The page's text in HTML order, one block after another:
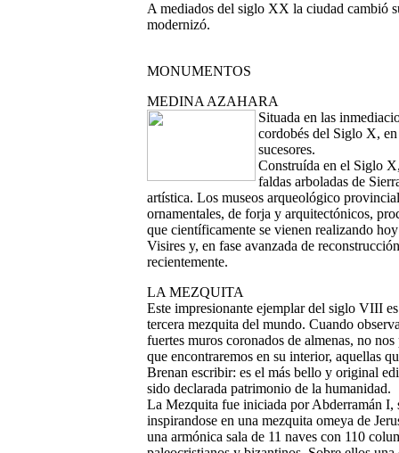
A mediados del siglo XX la ciudad cambió
modernizó.
MONUMENTOS
MEDINA AZAHARA
Situada en las
cordobés del Siglo X,
sucesores.
Construída en el Siglo
faldas arboladas de
artística. Los museos arqueológico
ornamentales, de forja y arquitectónicos,
que científicamente se vienen realizando
Visires y, en fase avanzada de
recientemente.
LA MEZQUITA
Este impresionante ejemplar del siglo VIII
tercera mezquita del mundo. Cuando
fuertes muros coronados de almenas, no
que encontraremos en su interior, aquellas
Brenan escribir: es el más bello y original
sido declarada patrimonio de la humanidad.
La Mezquita fue iniciada por Abderramán I,
inspirandose en una mezquita omeya de
una armónica sala de 11 naves con 110